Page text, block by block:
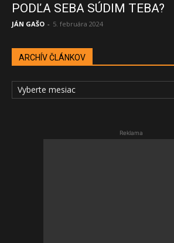
PODĽA SEBA SÚDIM TEBA?
JÁN GAŠO - 5. februára 2024
ARCHÍV ČLÁNKOV
ARCHÍV
ČLÁNKOV
Reklama